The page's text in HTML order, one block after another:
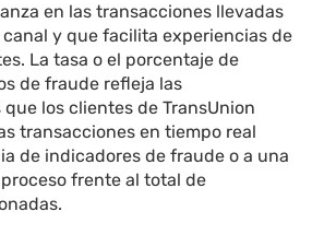
en las transacciones llevadas
y que facilita experiencias de
La tasa o el porcentaje de
de fraude refleja las
los clientes de TransUnion
transacciones en tiempo real
de indicadores de fraude o a una
frente al total de